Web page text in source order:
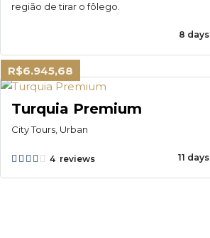
região de tirar o fôlego.
8 days
R$6.945,68
Turquia Premium
City Tours, Urban
4 reviews 11 days